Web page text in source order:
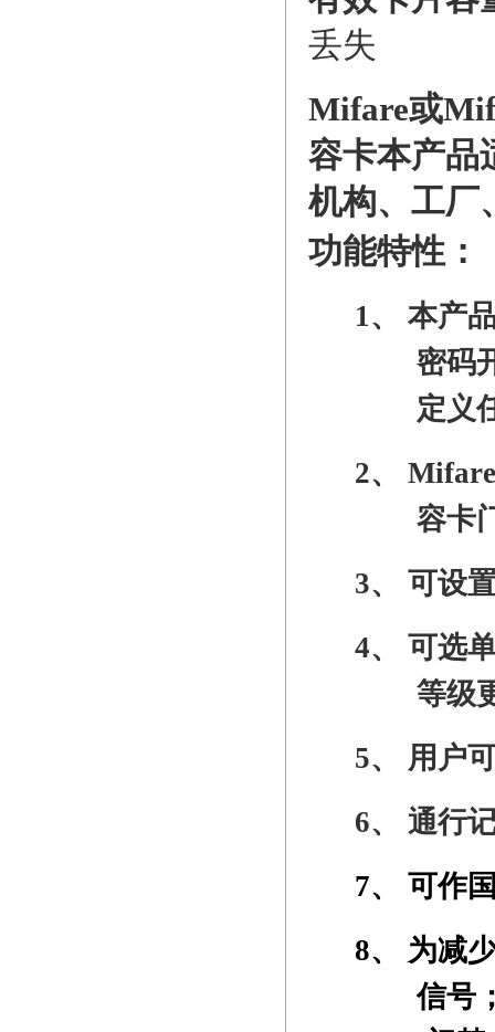
丢失
Mifare或
容卡本产品
机构、工厂
功能特性：
1、 本产
密码
定义
2、 Mifare
容卡
3、 可设
4、 可选
等级
5、 用户
6、 通行
7、 可作
8、 为减
信号